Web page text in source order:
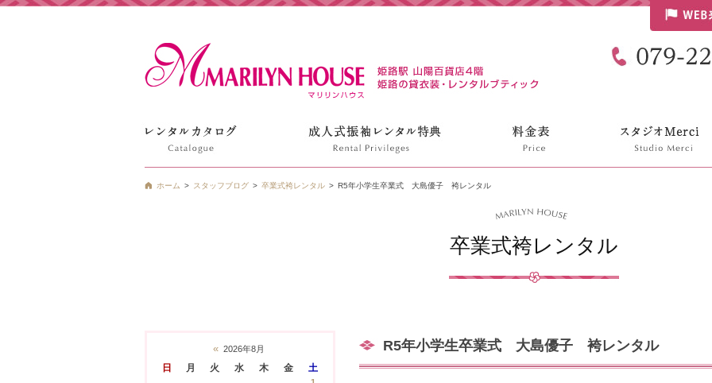
ホーム スタッフブログ 卒業式袴レンタル R5年小学生卒業式 大島優子 袴レンタル
卒業式袴レンタル
R5年小学生卒業式 大島優子 袴レンタル
« 2026年8月
日 月 火 水 木 金 土